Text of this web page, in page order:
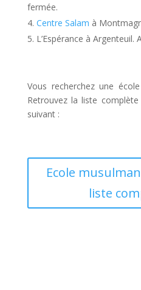
fermée.
Centre Salam à
L’Espérance à
Vous recherchez une
Retrouvez la liste
suivant :
Ecole
liste